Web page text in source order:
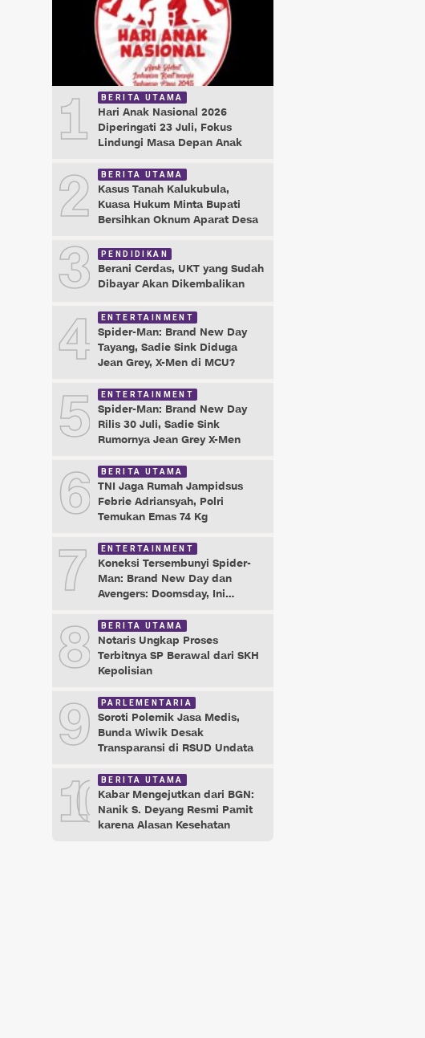
1 BERITA UTAMA
Hari Anak Nasional 2026
Diperingati 23 Juli, Fokus
Lindungi Masa Depan Anak
2 BERITA UTAMA
Kasus Tanah Kalukubula,
Kuasa Hukum Minta Bupati
Bersihkan Oknum Aparat Desa
3 PENDIDIKAN
Berani Cerdas, UKT yang Sudah
Dibayar Akan Dikembalikan
4 ENTERTAINMENT
Spider-Man: Brand New Day
Tayang, Sadie Sink Diduga
Jean Grey, X-Men di MCU?
5 ENTERTAINMENT
Spider-Man: Brand New Day
Rilis 30 Juli, Sadie Sink
Rumornya Jean Grey X-Men
6 BERITA UTAMA
TNI Jaga Rumah Jampidsus
Febrie Adriansyah, Polri
Temukan Emas 74 Kg
7 ENTERTAINMENT
Koneksi Tersembunyi Spider-
Man: Brand New Day dan
Avengers: Doomsday, Ini
8 BERITA UTAMA
Notaris Ungkap Proses
Terbitnya SP Berawal dari SKH
Kepolisian
9 PARLEMENTARIA
Soroti Polemik Jasa Medis,
Bunda Wiwik Desak
Transparansi di RSUD Undata
10 BERITA UTAMA
Kabar Mengejutkan dari BGN:
Nanik S. Deyang Resmi Pamit
karena Alasan Kesehatan